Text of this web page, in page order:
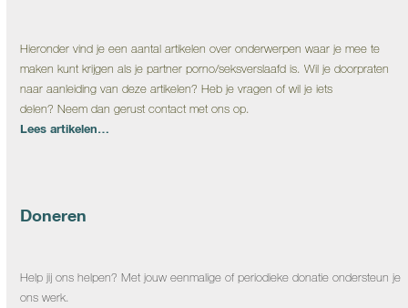
Hieronder vind je een aantal artikelen over onderwerpen waar je mee te
maken kunt krijgen als je partner porno/seksverslaafd is. Wil je doorpraten
naar aanleiding van deze artikelen? Heb je vragen of wil je iets
delen? Neem dan gerust contact met ons op.
Lees artikelen…
Doneren
Help jij ons helpen? Met jouw eenmalige of periodieke donatie ondersteun je
ons werk.